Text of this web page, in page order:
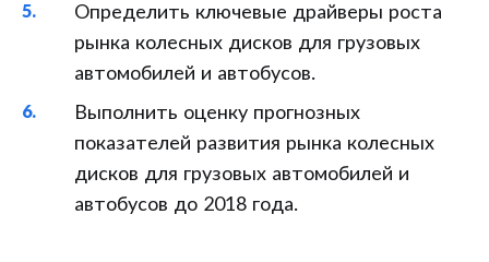
Определить ключевые драйверы роста
рынка колесных дисков для грузовых
автомобилей и автобусов.
Выполнить оценку прогнозных
показателей развития рынка колесных
дисков для грузовых автомобилей и
автобусов до 2018 года.